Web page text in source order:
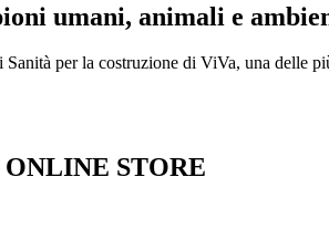
umani, animali e
per la costruzione di ViVa, una delle
STORE